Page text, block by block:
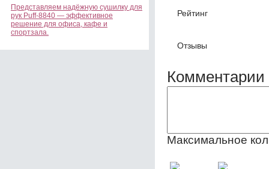
Представляем надёжную сушилку для
рук Puff-8840 — эффективное
решение для офиса, кафе и
спортзала.
Рейтинг
Отзывы
Комментарии
Максимальное